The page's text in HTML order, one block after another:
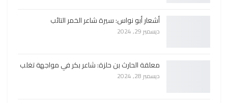
أشعار أبو نواس: سيرة شاعر الخمر التائب
ديسمبر 29, 2024
معلقة الحارث بن حلزة: شاعر بكر في مواجهة تغلب
ديسمبر 28, 2024